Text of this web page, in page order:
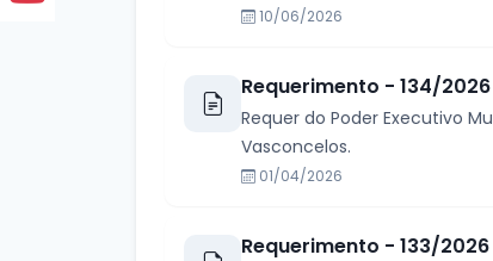
10/06/2026
Requerimento - 134/2026
Requer do Poder Executivo
Vasconcelos.
01/04/2026
Requerimento - 133/2026